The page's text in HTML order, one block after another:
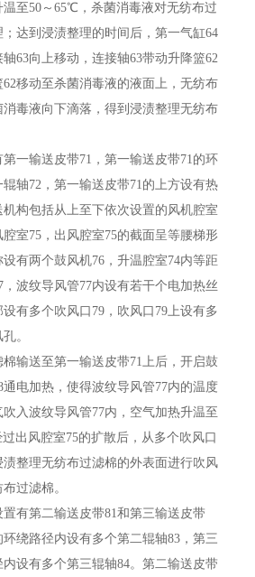
温至50～65℃，杀菌消毒液对无纺布过
达到浸渍整理的时间后，第一气缸64
63向上移动，连接轴63带动升降篮62
移动至杀菌消毒液的液面上，无纺布
毒液向下滴落，得到浸渍整理无纺布
一输送皮带71，第一输送皮带71的环
轴72，第一输送皮带71的上方设有热
构包括从上至下依次设置的风机腔室
室75，出风腔室75的截面呈等腰梯形
有两个鼓风机76，升温腔室74内等距
波纹导风管77内设有若干个电加热丝
有多个吹风口79，吹风口79上设有多
。
输送至第一输送皮带71上后，开启鼓
通电加热，使得波纹导风管77内的温度
入波纹导风管77内，空气加热升温至
出风腔室75的扩散后，从多个吹风口
渍整理无纺布过滤棉的外表面进行吹风
过滤棉。
有第二输送皮带81和第三输送皮带
绕路径内设有多个第二辊轴83，第三
设有多个第三辊轴84。第二输送皮带